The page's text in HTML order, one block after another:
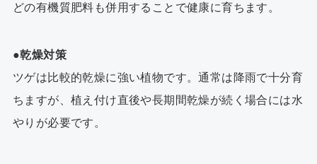
どの有機質肥料も併用することで健康に育ちます。
●乾燥対策
ツゲは比較的乾燥に強い植物です。通常は降雨で十分育
ちますが、植え付け直後や長期間乾燥が続く場合には水
やりが必要です。